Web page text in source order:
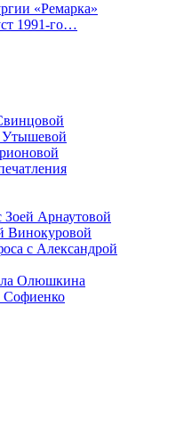
«Ремарка»
1991-го…
Утышевой
Зоей Арнаутовой
Винокуровой
с Александрой
Олюшкина
Софиенко